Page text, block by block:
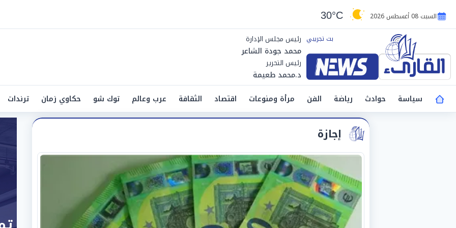
السبت 08 أغسطس 2026 30°C
رئيس مجلس الإدارة
محمد جودة الشاعر
رئيس التحرير
د.محمد طعيمة
سياسة
حوادث رياضة الفن مرأة ومنوعات اقتصاد الثقافة عرب وعالم توك شو حكاوي زمان ترندات
إجازة